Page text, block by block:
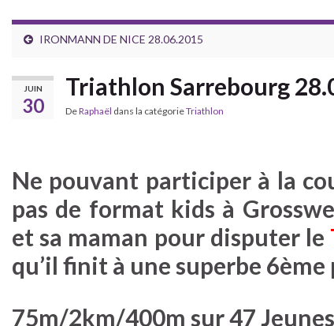
IRONMANN DE NICE 28.06.2015
JUIN
30
Triathlon Sarrebourg
DeRaphaël dans la catégorieTriathlon
Ne pouvant participer à la
pas de format kids à
et sa maman pour disputer le
qu’il finit à une superbe 6ème
75m/2km/400m sur 47